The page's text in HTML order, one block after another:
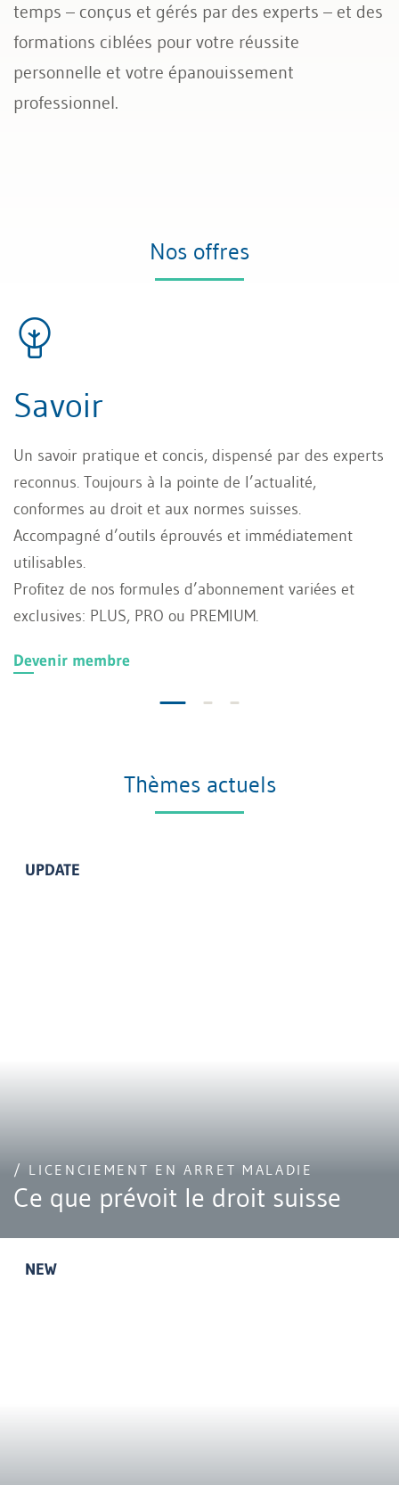
temps – conçus et gérés par des experts – et des
formations ciblées pour votre réussite
personnelle et votre épanouissement
professionnel.
Nos offres
Savoir
Un savoir pratique et concis, dispensé par des experts
reconnus. Toujours à la pointe de l’actualité,
conformes au droit et aux normes suisses.
Accompagné d’outils éprouvés et immédiatement
utilisables.
Profitez de nos formules d’abonnement variées et
exclusives: PLUS, PRO ou PREMIUM.
Devenir membre
Thèmes actuels
UPDATE
/ LICENCIEMENT EN ARRET MALADIE
Ce que prévoit le droit suisse
NEW